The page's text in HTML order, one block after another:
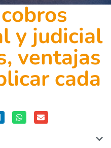
y judicial
ventajas
cada